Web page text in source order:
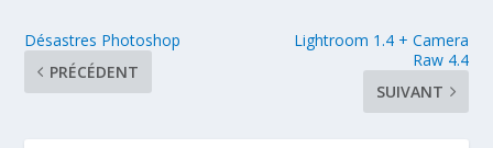
Désastres Photoshop
PRÉCÉDENT
Lightroom 1.4 + Camera
Raw 4.4
SUIVANT